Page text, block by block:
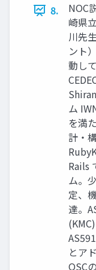
8.
NOC
崎県
川先
ント
動し
ム
を満
計・
Rails
ム。
定、
達。
とア
OSC